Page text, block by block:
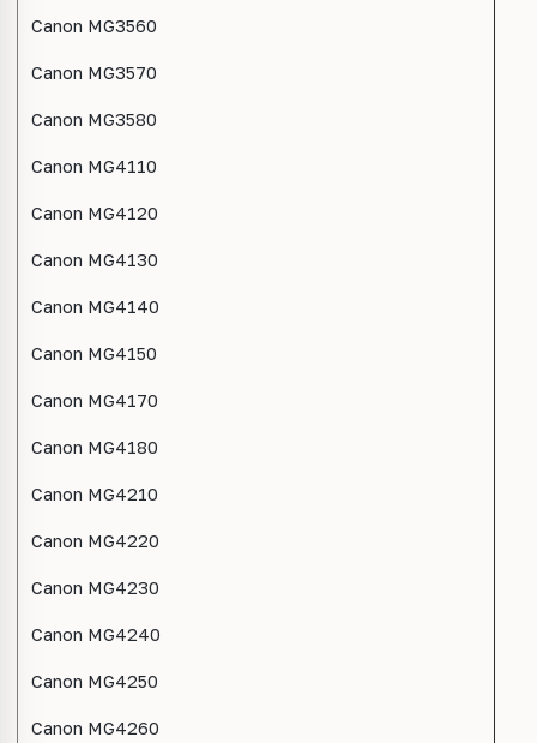
Canon MG3560
Canon MG3570
Canon MG3580
Canon MG4110
Canon MG4120
Canon MG4130
Canon MG4140
Canon MG4150
Canon MG4170
Canon MG4180
Canon MG4210
Canon MG4220
Canon MG4230
Canon MG4240
Canon MG4250
Canon MG4260